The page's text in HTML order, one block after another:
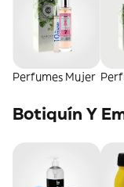
Perfumes Mujer
Botiquín Y